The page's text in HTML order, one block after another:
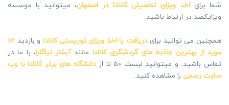
شما برای اخد ویزای تحصیلی کانادا در اصفهان، میتوانید با موسسه
ویزایکصد در ارتباط باشید.
همچنین می توانید برایدریافت یا اخذ ویزای توریستی کانادا و بازدید 13
مورد از بهترین جاذبه های گردشگری کانادا مانندآبشار نیاگارا، با ما در
تماس باشید. و میتوانید لیست 50 تا از
دانشگاه های برتر کانادا با وب
سایت رسمی را مشاهده کنید.